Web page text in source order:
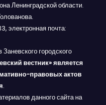
Ленинградской области.
электронная почта:
городского
вестник» является
правовых актов
.
данного сайта на